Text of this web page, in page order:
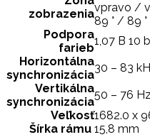
zobrazeniavpravo /
89 ° / 89 °
Podpora
farieb
1,07 B 10
Horizontálna
synchronizácia
30 – 83
Vertikálna
synchronizácia
50 – 76 Hz
Veľkosť1682.0 x
Šírka rámu 15,8 mm